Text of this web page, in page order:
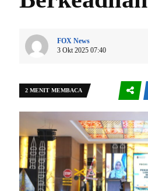
FOX News
3 Okt 2025 07:40
2 MENIT MEMBACA